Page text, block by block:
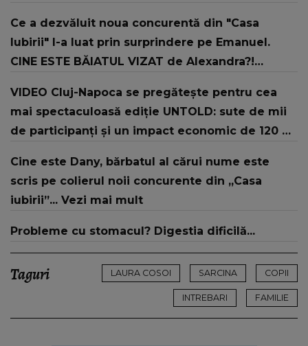
Ce a dezvăluit noua concurentă din "Casa
Iubirii" l-a luat prin surprindere pe Emanuel.
CINE ESTE BĂIATUL VIZAT de Alexandra?!
RECUNOSCUT IMEDIAT: "Am avut..."
VIDEO Cluj-Napoca se pregătește pentru cea
mai spectaculoasă ediție UNTOLD: sute de mii
de participanți și un impact economic de 120 de
Cine este Dany, bărbatul al cărui nume este
scris pe colierul noii concurente din „Casa
iubirii”... Vezi mai mult
Probleme cu stomacul? Digestia dificilă...
Taguri LAURA COSOI SARCINA COPII
INTREBARI FAMILIE